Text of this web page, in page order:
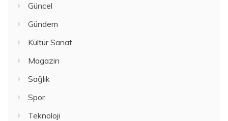
Güncel
Gündem
Kültür Sanat
Magazin
Sağlık
Spor
Teknoloji